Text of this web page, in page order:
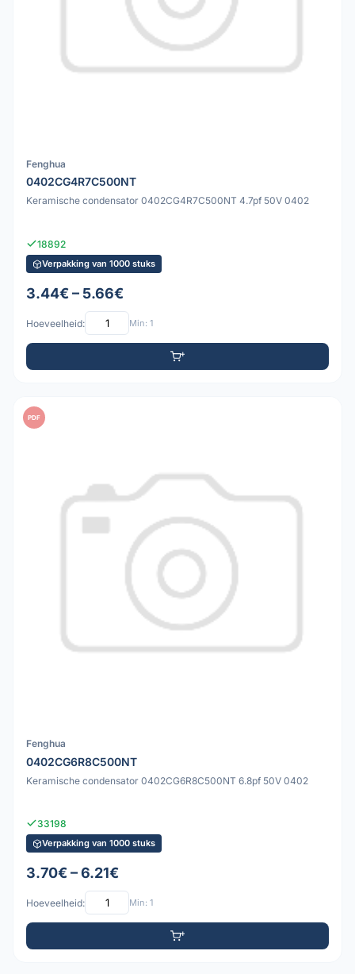
Fenghua
0402CG4R7C500NT
Keramische condensator 0402CG4R7C500NT 4.7pf 50V 0402
18892
Verpakking van 1000 stuks
3.44€ – 5.66€
Hoeveelheid: Min: 1
PDF
Fenghua
0402CG6R8C500NT
Keramische condensator 0402CG6R8C500NT 6.8pf 50V 0402
33198
Verpakking van 1000 stuks
3.70€ – 6.21€
Hoeveelheid: Min: 1